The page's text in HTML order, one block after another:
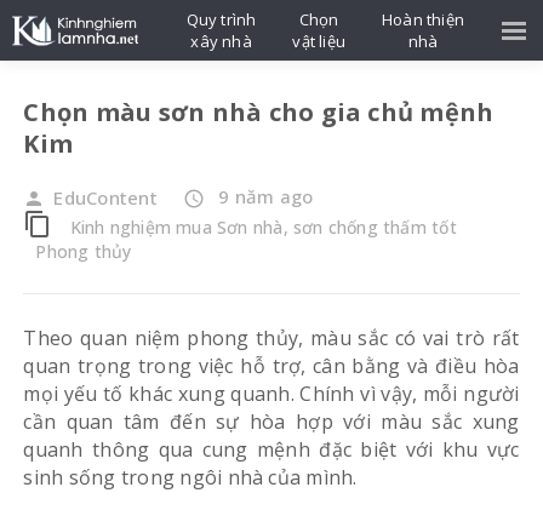
Chọn màu sơn nhà cho gia chủ mệnh
Kim
person EduContent access_time 9 năm ago
content_copy
Kinh nghiệm mua Sơn nhà, sơn chống thấm tốt
Phong thủy
Theo quan niệm phong thủy, màu sắc có vai trò rất
quan trọng trong việc hỗ trợ, cân bằng và điều hòa
mọi yếu tố khác xung quanh. Chính vì vậy, mỗi người
cần quan tâm đến sự hòa hợp với màu sắc xung
quanh thông qua cung mệnh đặc biệt với khu vực
sinh sống trong ngôi nhà của mình.
Quy trình
xây nhà
Chọn
vật liệu
Hoàn thiện
nhà